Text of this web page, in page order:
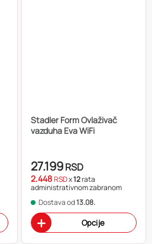
Stadler Form Ovlaživač
vazduha Eva WiFi
27.199RSD
2.448RSDx12rata
administrativnom zabranom
Dostava od13.08.
Opcije